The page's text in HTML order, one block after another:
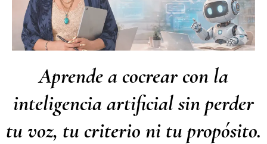
Aprende a cocrear con la
inteligencia artificial sin perder
tu voz, tu criterio ni tu propósito.